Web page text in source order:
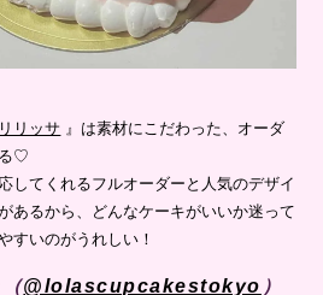
リッサ 』は素材にこだわった、オーダ
♡
してくれるフルオーダーと人気のデザイ
あるから、どんなケーキがいいか迷って
すいのがうれしい！
@lolascupcakestokyo ）